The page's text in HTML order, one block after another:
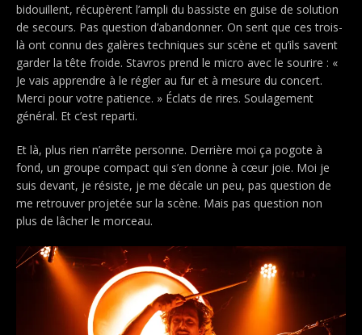
bidouillent, récupèrent l’ampli du bassiste en guise de solution
de secours. Pas question d’abandonner. On sent que ces trois-
là ont connu des galères techniques sur scène et qu’ils savent
garder la tête froide. Stavros prend le micro avec le sourire : «
Je vais apprendre à le régler au fur et à mesure du concert.
Merci pour votre patience. » Éclats de rires. Soulagement
général. Et c’est reparti.
Et là, plus rien n’arrête personne. Derrière moi ça pogote à
fond, un groupe compact qui s’en donne à cœur joie. Moi je
suis devant, je résiste, je me décale un peu, pas question de
me retrouver projetée sur la scène. Mais pas question non
plus de lâcher le morceau.